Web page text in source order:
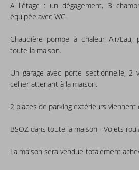
A l'étage : un dégagement, 3
équipée avec WC.
Chaudière pompe à chaleur Air/Eau,
toute la maison.
Un garage avec porte sectionnelle, 2
cellier attenant à la maison.
2 places de parking extérieurs viennent
BSOZ dans toute la maison - Volets
La maison sera vendue totalement